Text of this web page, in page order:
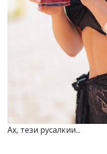
Ах, тези русалкии...